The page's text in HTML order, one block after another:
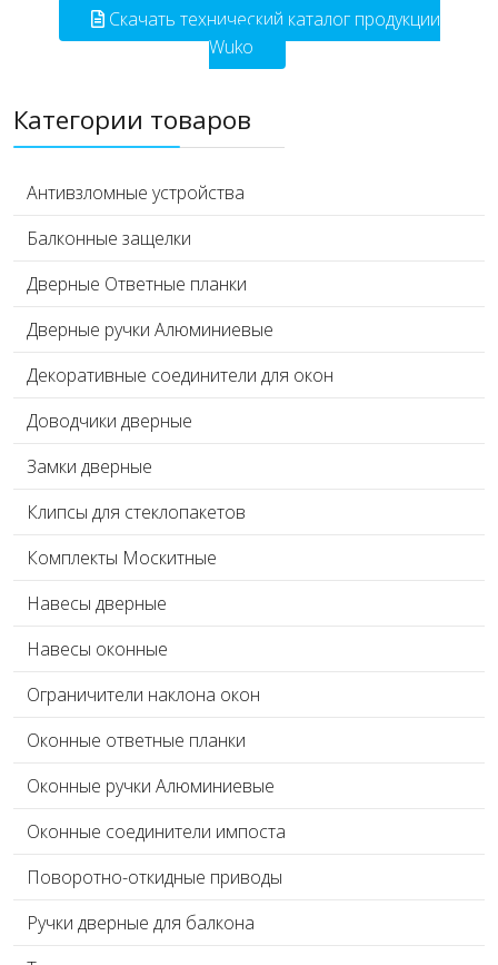
Скачать технический каталог продукции
Wuko
Категории товаров
Антивзломные устройства
Балконные защелки
Дверные Ответные планки
Дверные ручки Алюминиевые
Декоративные соединители для окон
Доводчики дверные
Замки дверные
Клипсы для стеклопакетов
Комплекты Москитные
Навесы дверные
Навесы оконные
Ограничители наклона окон
Оконные ответные планки
Оконные ручки Алюминиевые
Оконные соединители импоста
Поворотно-откидные приводы
Ручки дверные для балкона